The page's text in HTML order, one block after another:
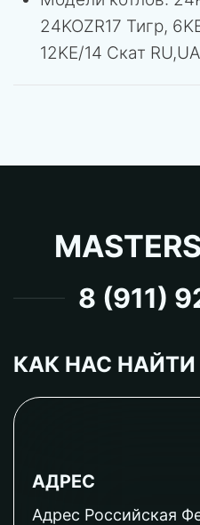
24KOZR17 Тигр,
12KE/14 Скат
8 (911)
КАК НАС НАЙТИ
АДРЕС
Адрес Российская